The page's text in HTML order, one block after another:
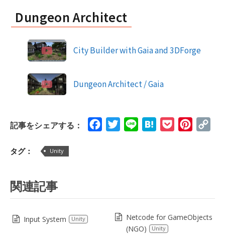
Dungeon Architect
City Builder with Gaia and 3DForge
Dungeon Architect / Gaia
記事をシェアする： FacebookTwitterLine HatenaPocket
タグ： Unity
関連記事
Input System Unity
Netcode for GameObjects
(NGO)
Unity